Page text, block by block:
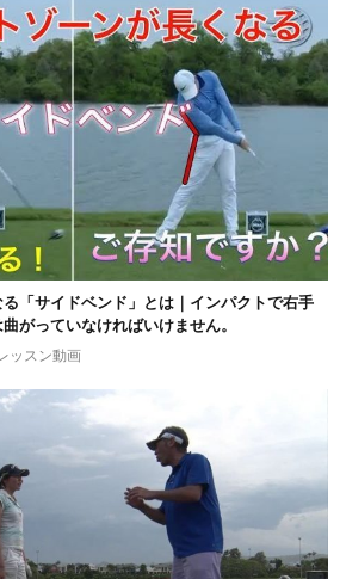
「サイドベンド」とは｜インパクトで右手
がっていなければいけません。
ッスン動画